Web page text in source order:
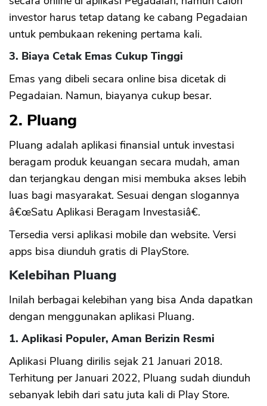
investor harus tetap datang ke cabang Pegadaian
untuk pembukaan rekening pertama kali.
3. Biaya Cetak Emas Cukup Tinggi
Emas yang dibeli secara online bisa dicetak di
Pegadaian. Namun, biayanya cukup besar.
2. Pluang
Pluang adalah aplikasi finansial untuk investasi
beragam produk keuangan secara mudah, aman
dan terjangkau dengan misi membuka akses lebih
luas bagi masyarakat. Sesuai dengan slogannya
â€œSatu Aplikasi Beragam Investasiâ€.
Tersedia versi aplikasi mobile dan website. Versi
apps bisa diunduh gratis di PlayStore.
Kelebihan Pluang
Inilah berbagai kelebihan yang bisa Anda dapatkan
dengan menggunakan aplikasi Pluang.
1. Aplikasi Populer, Aman Berizin Resmi
Aplikasi Pluang dirilis sejak 21 Januari 2018.
Terhitung per Januari 2022, Pluang sudah diunduh
sebanyak lebih dari satu juta kali di Play Store.